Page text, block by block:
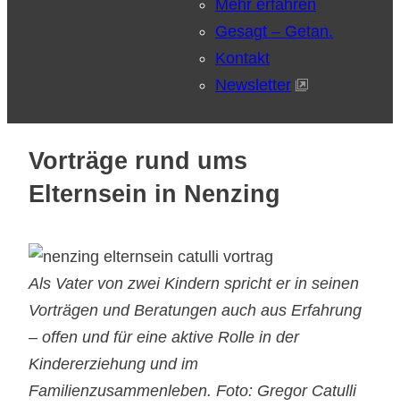
Mehr erfahren
Gesagt – Getan.
Kontakt
Newsletter
Vorträge rund ums
Elternsein in Nenzing
Als Vater von zwei Kindern spricht er in seinen
Vorträgen und Beratungen auch aus Erfahrung
– offen und für eine aktive Rolle in der
Kindererziehung und im
Familienzusammenleben. Foto: Gregor Catulli